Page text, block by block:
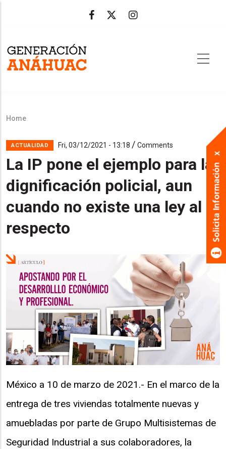
main
content
Breadcrumb
Home
ACTUALIDAD Fri, 03/12/2021 - 13:18 / Comments
La IP pone el ejemplo para la
dignificación policial, aun
cuando no existe una ley al
respecto
México a 10 de marzo de 2021.- En el marco de la
entrega de tres viviendas totalmente nuevas y
amuebladas por parte de Grupo Multisistemas de
Seguridad Industrial a sus colaboradores, la